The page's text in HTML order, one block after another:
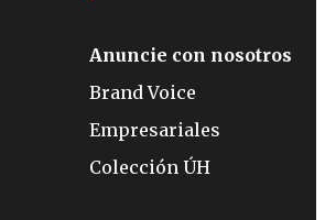
Anuncie con nosotros
Brand Voice
Empresariales
Colección ÚH